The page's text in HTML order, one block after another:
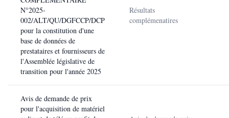
N°2025-
002/ALT/QU/DGFCCP/DCP
pour la constitution d'une
base de données de
prestataires et fournisseurs de
l'Assemblée législative de
transition pour l'année 2025
Résultats
complémenatires
Avis de demande de prix
pour l'acquisition de matériel